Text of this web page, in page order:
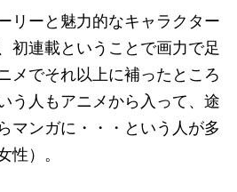
リーと魅力的なキャラクター
初連載ということで画力で足
メでそれ以上に補ったところ
う人もアニメから入って、途
マンガに・・・という人が多
性）。